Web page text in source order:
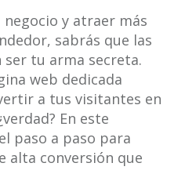
y atraer más
sabrás que las
ser tu arma secreta.
web dedicada
a tus visitantes en
En este
paso a paso para
alta conversión que